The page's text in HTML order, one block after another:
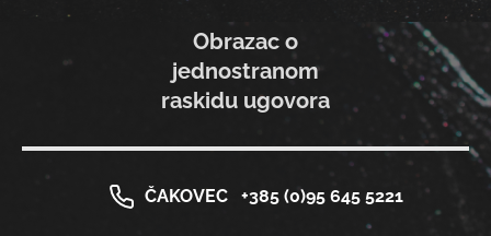
Obrazac o
jednostranom
raskidu ugovora
ČAKOVEC +385 (0)95 645 5221